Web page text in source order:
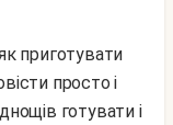
просто і
готувати і